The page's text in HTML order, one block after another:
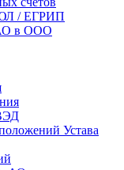
/ ЕГРИП
в ООО
Устава